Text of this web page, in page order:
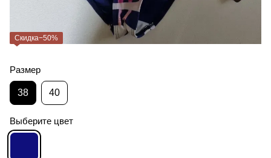
Скидка−50%
Размер
38 40
Выберите цвет